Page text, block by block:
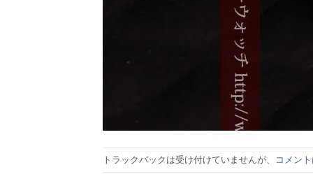
トラックバックは受け付けていませんが、 コメン